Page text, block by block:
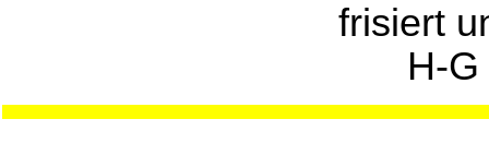
frisiert
H-